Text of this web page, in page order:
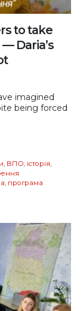
to take
Daria’s
imagined
being forced
, ВПО, історія,
, програма